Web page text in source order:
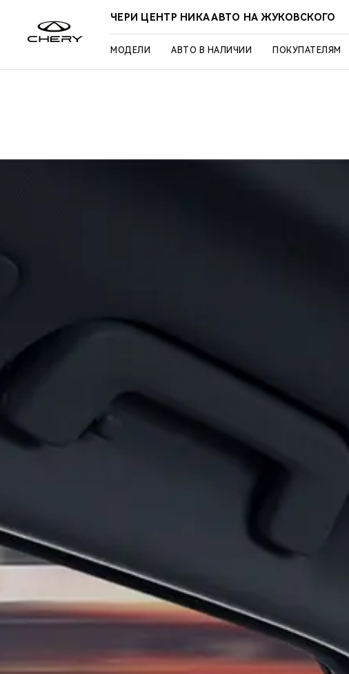
ЧЕРИ ЦЕНТР НИКА АВТО НА ЖУКОВСКОГО
МОДЕЛИ АВТО В НАЛИЧИИ ПОКУПАТЕЛЯМ